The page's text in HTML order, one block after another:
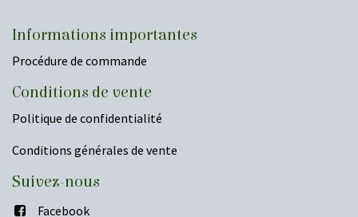
Informations importantes
Procédure de commande
Conditions de vente
Politique de confidentialité
Conditions générales de vente
​Suivez-nous
Facebook